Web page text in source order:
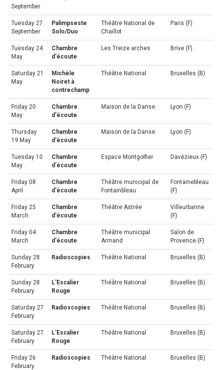
September
Tuesday 27
September
Palimpseste
Solo/Duo
Théâtre National de
Chaillot
Paris (F)
Tuesday 24
May
Chambre
d'écoute
Les Treize arches Brive (F)
Saturday 21
May
Michèle
Noiret à
contrechamp
Théâtre National Bruxelles (B)
Friday 20
May
Chambre
d'écoute
Maison de la Danse Lyon (F)
Thursday
19 May
Chambre
d'écoute
Maison de la Danse Lyon (F)
Tuesday 10
May
Chambre
d'écoute
Espace Montgolfier Davézieux (F)
Friday 08
April
Chambre
d'écoute
Théâtre municipal de
Fontainbleau
Fontainebleau
(F)
Friday 25
March
Chambre
d'écoute
Théâtre Astrée
Villeurbanne
(F)
Friday 04
March
Chambre
d'écoute
Théâtre municipal
Armand
Salon de
Provence (F)
Sunday 28
February
Radioscopies Théâtre National Bruxelles (B)
Sunday 28
February
L'Escalier
Rouge
Théâtre National Bruxelles (B)
Saturday 27
February
Radioscopies Théâtre National Bruxelles (B)
Saturday 27
February
L'Escalier
Rouge
Théâtre National Bruxelles (B)
Friday 26
February
Radioscopies Théâtre National Bruxelles (B)